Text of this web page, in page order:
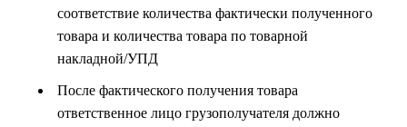
соответствие количества фактически полученного
товара и количества товара по товарной
накладной/УПД
После фактического получения товара
ответственное лицо грузополучателя должно